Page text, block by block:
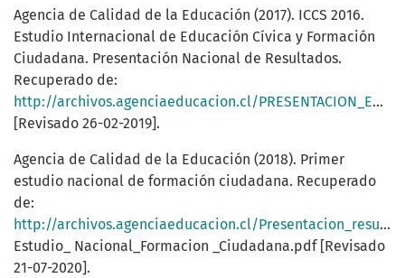
Agencia de Calidad de la Educación (2017). ICCS 2016.
Estudio Internacional de Educación Cívica y Formación
Ciudadana. Presentación Nacional de Resultados.
Recuperado de:
http://archivos.agenciaeducacion.cl/PRESENTACION_EDUCACION_CIVICA.pdf
[Revisado 26-02-2019].
Agencia de Calidad de la Educación (2018). Primer
estudio nacional de formación ciudadana. Recuperado
de:
http://archivos.agenciaeducacion.cl/Presentacion_resultados_
Estudio_ Nacional_Formacion _Ciudadana.pdf [Revisado
21-07-2020].